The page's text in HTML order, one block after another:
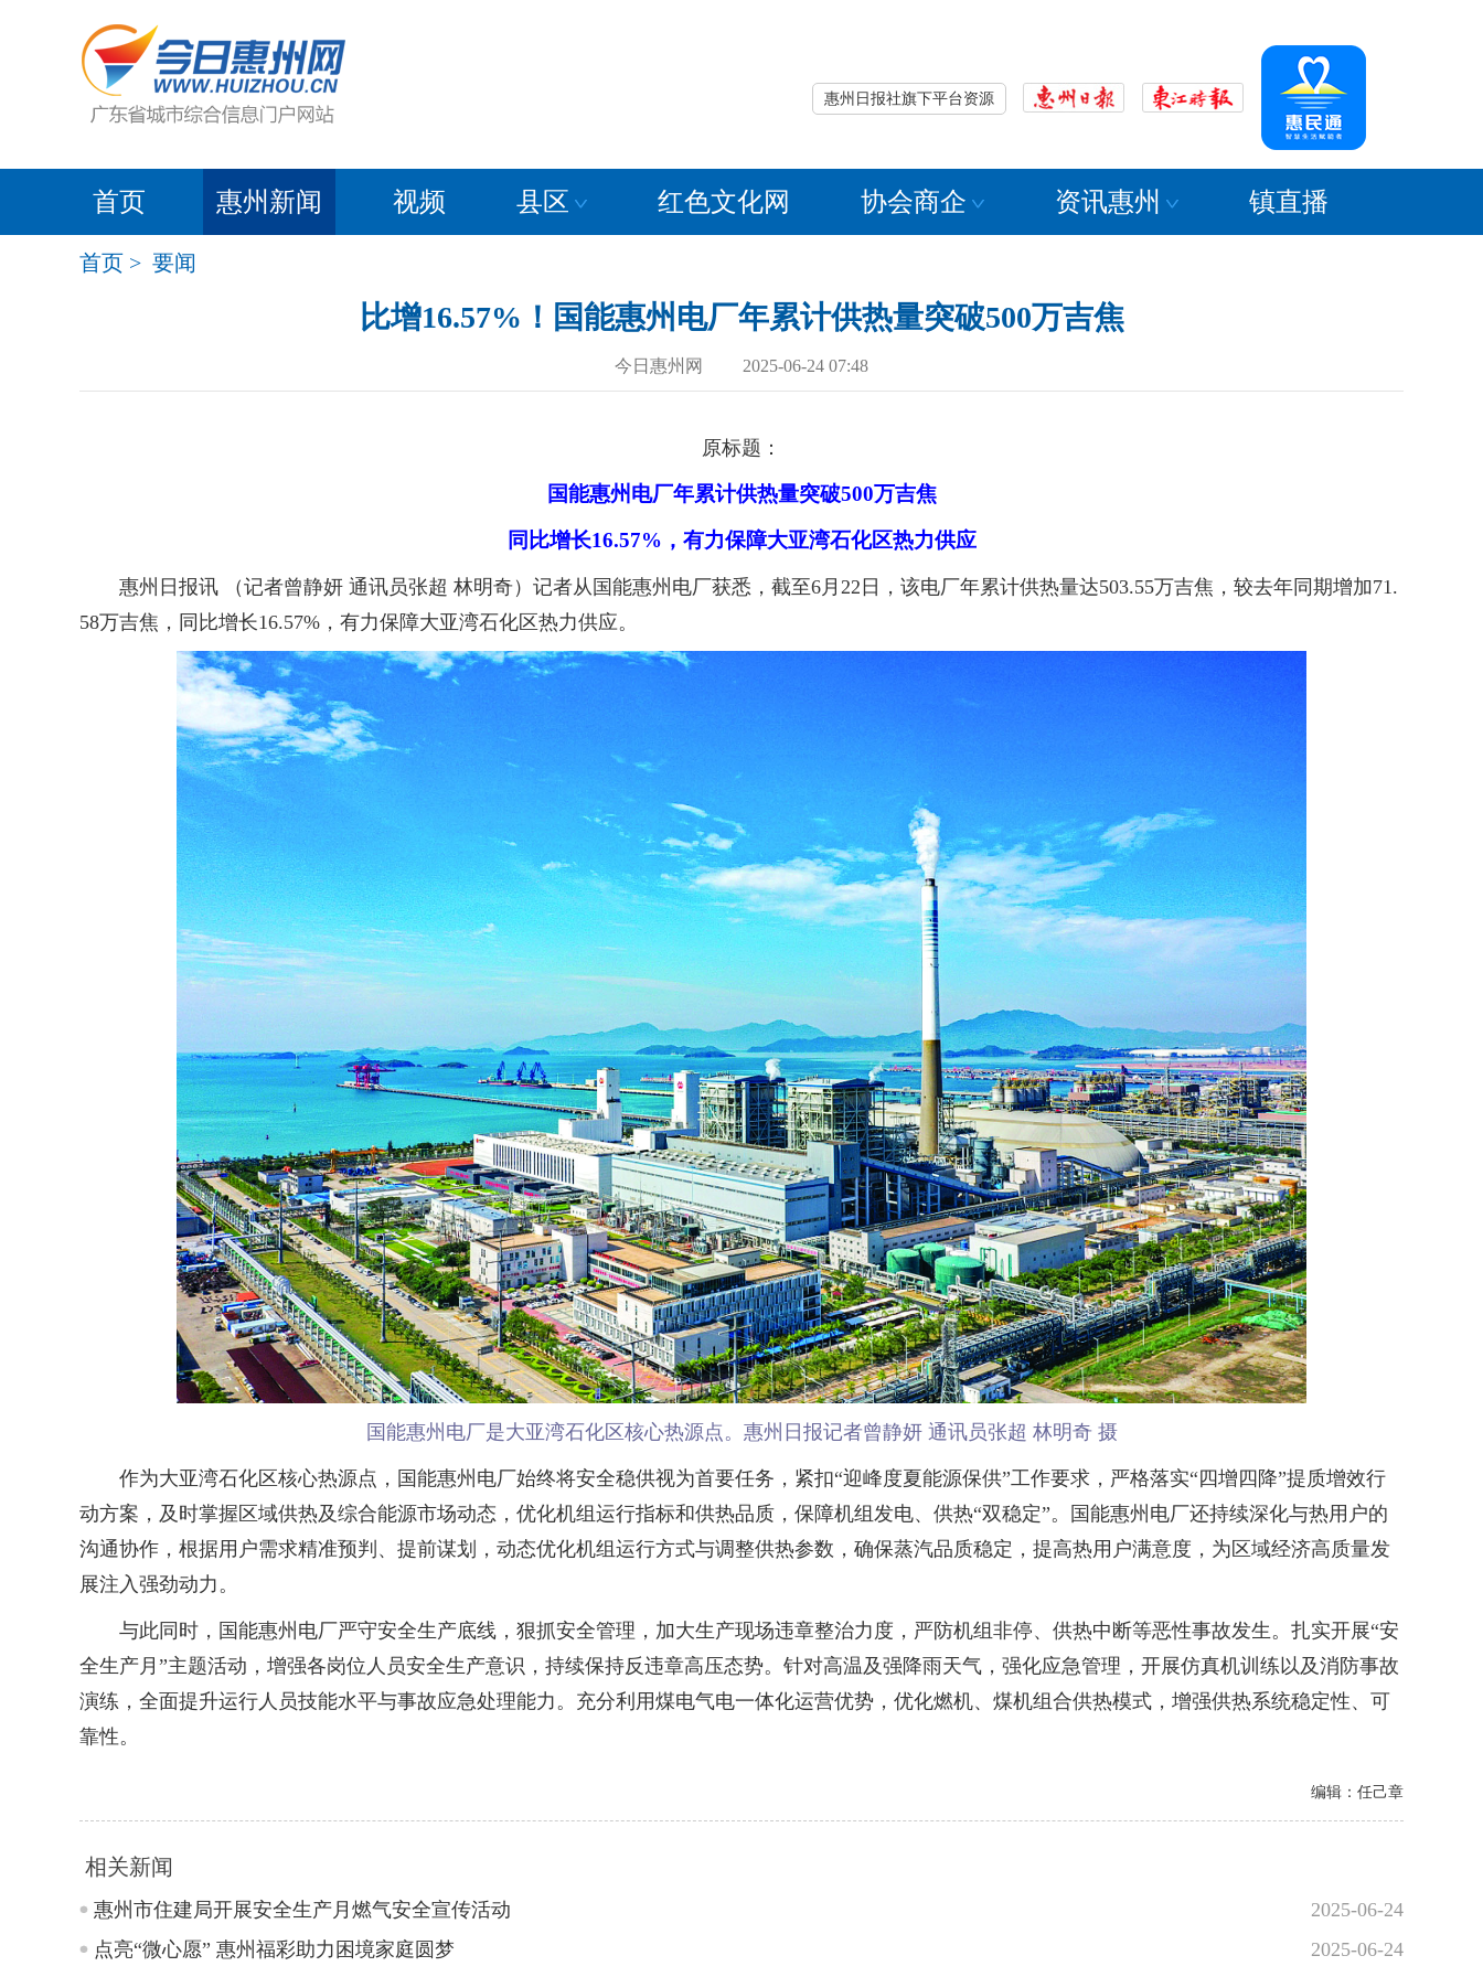
惠州日报社旗下平台资源
首页 惠州新闻 视频 县区 红色文化网 协会商企 资讯惠州 镇直播
首页 > 要闻
比增16.57%！国能惠州电厂年累计供热量突破500万吉焦
今日惠州网 2025-06-24 07:48
原标题：
国能惠州电厂年累计供热量突破500万吉焦
同比增长16.57%，有力保障大亚湾石化区热力供应
惠州日报讯 （记者曾静妍 通讯员张超 林明奇）记者从国能惠州电厂获悉，截至6月22日，该电厂年累计供热量达503.55万吉焦，较去年同期增加71.
58万吉焦，同比增长16.57%，有力保障大亚湾石化区热力供应。
国能惠州电厂是大亚湾石化区核心热源点。惠州日报记者曾静妍 通讯员张超 林明奇 摄
作为大亚湾石化区核心热源点，国能惠州电厂始终将安全稳供视为首要任务，紧扣“迎峰度夏能源保供”工作要求，严格落实“四增四降”提质增效行
动方案，及时掌握区域供热及综合能源市场动态，优化机组运行指标和供热品质，保障机组发电、供热“双稳定”。国能惠州电厂还持续深化与热用户的
沟通协作，根据用户需求精准预判、提前谋划，动态优化机组运行方式与调整供热参数，确保蒸汽品质稳定，提高热用户满意度，为区域经济高质量发
展注入强劲动力。
与此同时，国能惠州电厂严守安全生产底线，狠抓安全管理，加大生产现场违章整治力度，严防机组非停、供热中断等恶性事故发生。扎实开展“安
全生产月”主题活动，增强各岗位人员安全生产意识，持续保持反违章高压态势。针对高温及强降雨天气，强化应急管理，开展仿真机训练以及消防事故
演练，全面提升运行人员技能水平与事故应急处理能力。充分利用煤电气电一体化运营优势，优化燃机、煤机组合供热模式，增强供热系统稳定性、可
靠性。
编辑：任己章
相关新闻
惠州市住建局开展安全生产月燃气安全宣传活动
2025-06-24
点亮“微心愿” 惠州福彩助力困境家庭圆梦
2025-06-24